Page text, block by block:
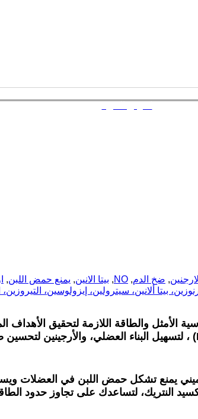
الارجنين, ضخ الدم,
NO
, بيتا الانين, يمنع حمض اللبن,
بيتا ألانين، سيترولين، إيزولوسين، التيروزين،
الأمثل والطاقة اللازمة لتحقيق
، لتسهيل البناء العضلي، والأرجينين
يمنع تشكل حمض اللبن في العضلات
النتريك، لتساعدك على تجاوز حدود